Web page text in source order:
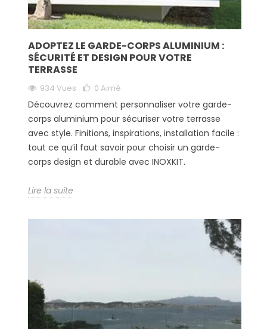
ADOPTEZ LE GARDE-CORPS ALUMINIUM :
SÉCURITÉ ET DESIGN POUR VOTRE
TERRASSE
934 Vues 0 Aimé
Découvrez comment personnaliser votre garde-
corps aluminium pour sécuriser votre terrasse
avec style. Finitions, inspirations, installation facile :
tout ce qu’il faut savoir pour choisir un garde-
corps design et durable avec INOXKIT.
Lire la suite